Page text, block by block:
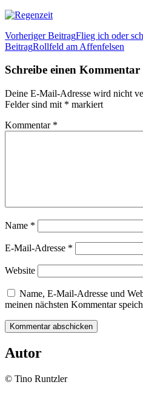
Beitragsnavigation
Vorheriger BeitragFlieg ich oder
BeitragRollfeld am Affenfelsen
Schreibe einen Kommentar
Deine E-Mail-Adresse wird nicht
Felder sind mit * markiert
Kommentar *
Name *
E-Mail-Adresse *
Website
Name, E-Mail-Adresse und
meinen nächsten Kommentar
Autor
© Tino Runtzler